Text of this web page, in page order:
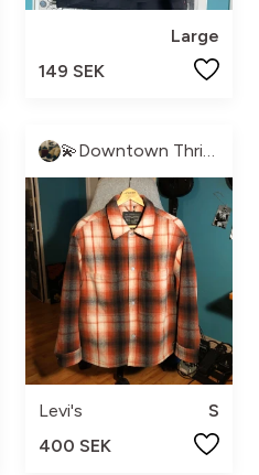
Large
149 SEK
💫Downtown Thrift💫
Levi's
S
400 SEK